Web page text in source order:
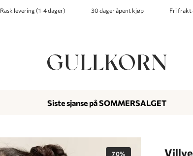
Rask levering (1-4 dager) 30 dager åpent kjøp Fri frakt
70%
Siste sjanse på SOMMERSALGET
-
-
-